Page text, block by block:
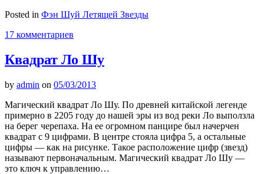
Posted in Фэн Шуй Летящей Звезды
17 комментариев
Квадрат Ло Шу
by admin on 05/03/2013
Магический квадрат Ло Шу. По древней китайской легенде
примерно в 2205 году до нашей эры из вод реки Ло выползла
на берег черепаха. На ее огромном панцире был начерчен
квадрат с 9 цифрами. В центре стояла цифра 5, а остальные
цифры — как на рисунке. Такое расположение цифр (звезд)
называют первоначальным. Магический квадрат Ло Шу —
это ключ к управлению…